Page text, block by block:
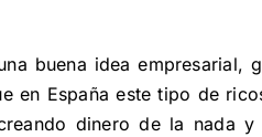
buena idea empresarial,
en España este tipo de
dinero de la nada